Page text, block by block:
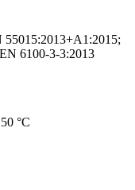
55015:2013+A1:2015;
6100-3-3:2013
°C